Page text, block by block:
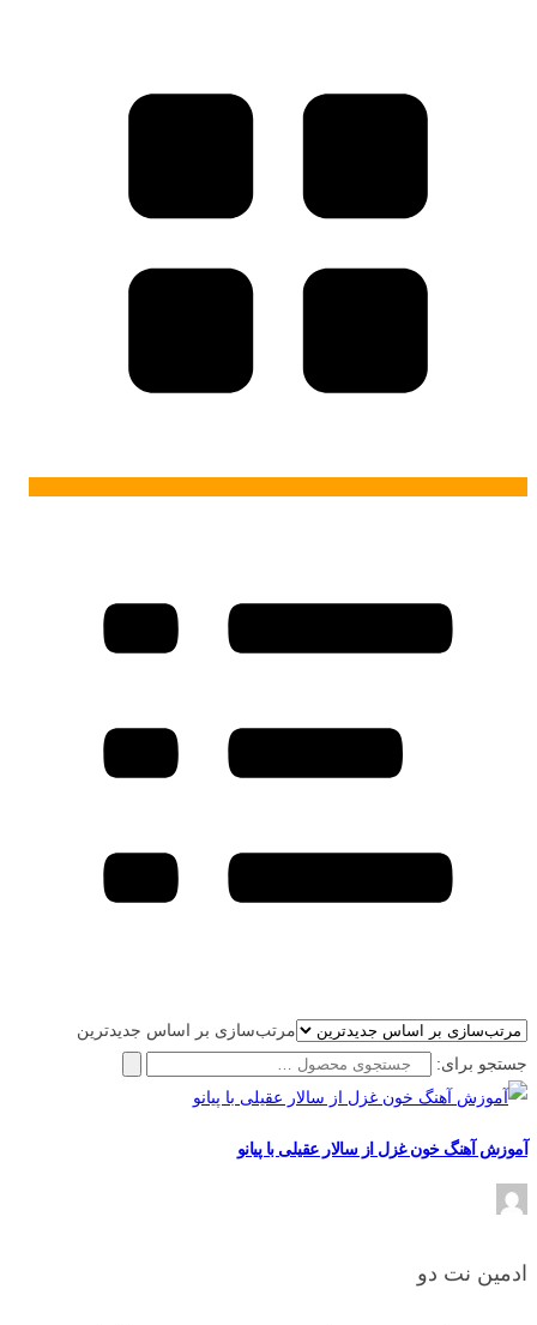
مرتب‌سازی بر اساس جدیدترین
جستجو برای:
آموزش آهنگ خون غزل از سالار عقیلی با پیانو
ادمین نت دو